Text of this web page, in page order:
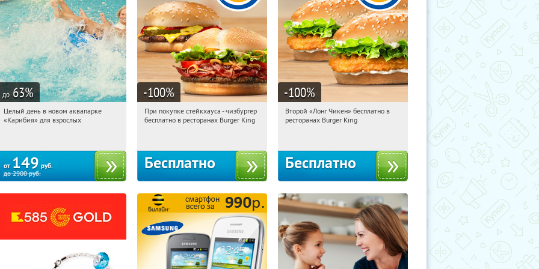
до 63%
00:46:41 Купили:
Целый день в новом аквапарке
«Карибия» для взрослых
от 149 руб.
до2900руб.
-100%
00:46:41 Получили:4041
При покупке стейкхауса - чизбургер
бесплатно в ресторанах Burger King
Бесплатно
-100%
00:46:41 Получили: 4005
Второй «Лонг Чикен» бесплатно в
ресторанах Burger King
Бесплатно